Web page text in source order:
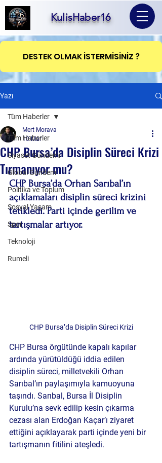
KulisHaber16
DESTEK OLMAK İSTERMİSİNİZ ?
Yazı
Tüm Haberler
Siyaset Gündemi
Global Gündem
Politika ve Toplum
Sosyal Yaşam
Spor
Teknoloji
Rumeli
Tüm Haberler
CHP Bursa’da Disiplin Süreci Krizi
Tırmanıyor mu?
Mert Morava
10 Mar
CHP Bursa’da Orhan Sarıbal’ın
açıklamaları disiplin süreci krizini
tetikledi. Parti içinde gerilim ve
tartışmalar artıyor.
CHP Bursa’da Disiplin Süreci Krizi
CHP Bursa örgütünde kapalı kapılar
ardında yürütüldüğü iddia edilen
disiplin süreci, milletvekili Orhan
Sarıbal’ın paylaşımıyla kamuoyuna
taşındı. Sarıbal, Bursa İl Disiplin
Kurulu’na sevk edilip kesin çıkarma
cezası alan Erdoğan Kaçar’ı ziyaret
ettiğini açıklayarak parti içinde yeni bir
tartışmanın fitilini ateşledi.